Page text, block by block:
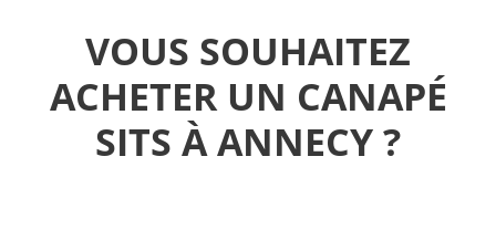
VOUS SOUHAITEZ
ACHETER UN CANAPÉ
SITS À ANNECY ?